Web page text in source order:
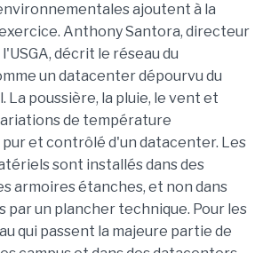
ajoutent à la
Anthony Santora, directeur
décrit le réseau du
un datacenter dépourvu du
poussière, la pluie, le vent et
de température
et contrôlé d'un datacenter. Les
sont installés dans des
armoires étanches, et non dans
par un plancher technique. Pour les
qui passent la majeure partie de